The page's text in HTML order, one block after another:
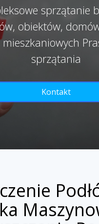
sprzątanie
obiektów,
sprzątania
Kontakt